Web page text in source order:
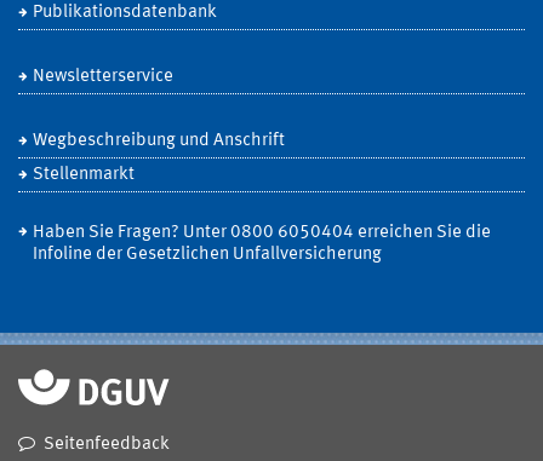
Publikationsdatenbank
Newsletterservice
Wegbeschreibung und Anschrift
Stellenmarkt
Haben Sie Fragen? Unter 0800 6050404 erreichen Sie die
Infoline der Gesetzlichen Unfallversicherung
Seitenfeedback